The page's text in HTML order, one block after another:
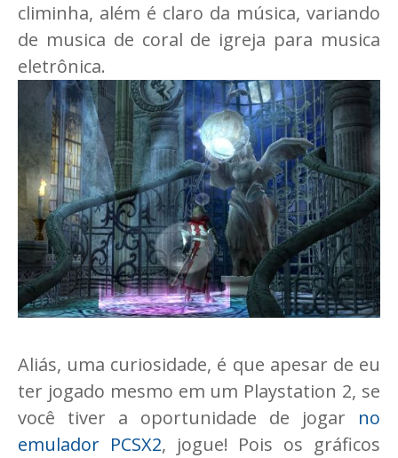
climinha, além é claro da música, variando
de musica de coral de igreja para musica
eletrônica.
Aliás, uma curiosidade, é que apesar de eu
ter jogado mesmo em um Playstation 2, se
você tiver a oportunidade de jogar no
emulador PCSX2, jogue! Pois os gráficos